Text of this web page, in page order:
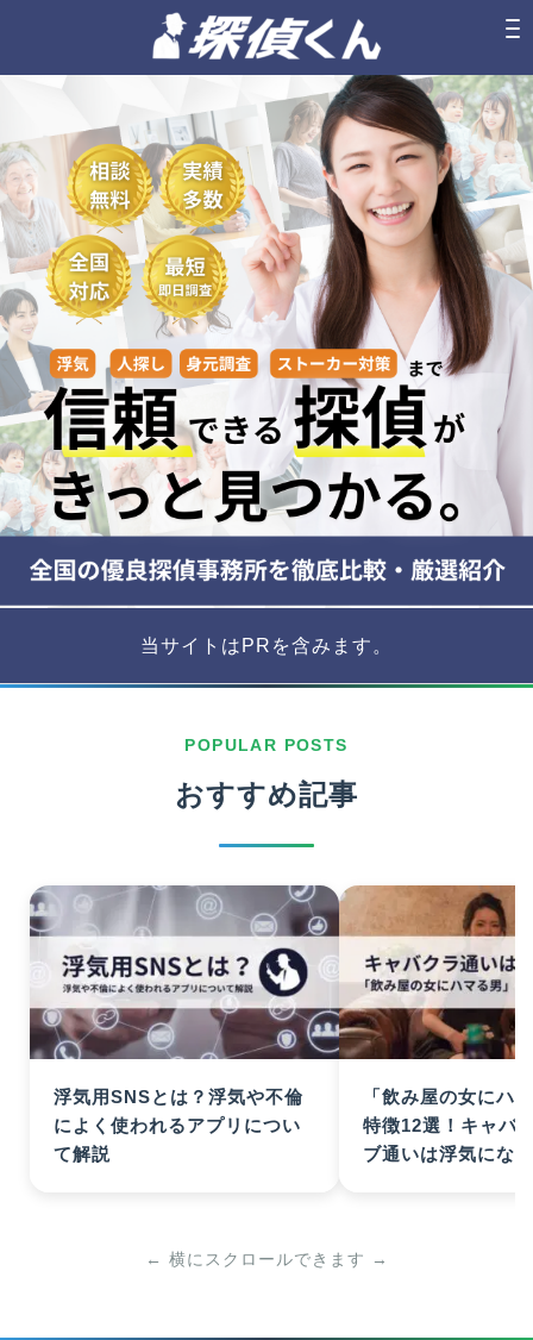
当サイトはPRを含みます。
POPULAR POSTS
おすすめ記事
浮気用SNSとは？浮気や不倫
によく使われるアプリについ
て解説
「飲み屋の女にハ
特徴12選！キャバ
ブ通いは浮気にな
← 横にスクロールできます →